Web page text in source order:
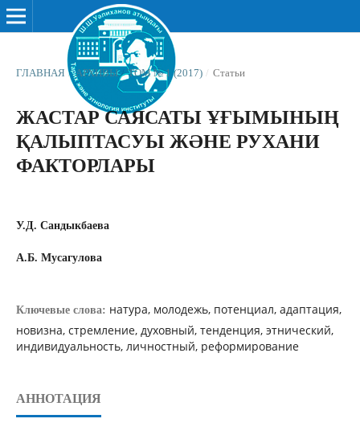
ГЛАВНАЯ / АРХИВЫ / ТОМ № 1 (2017) / Статьи
ЖАСТАР САЯСАТЫ ҰҒЫМЫНЫҢ
ҚАЛЫПТАСУЫ ЖƏНЕ РУХАНИ
ФАКТОРЛАРЫ
У.Д. Сандыкбаева
А.Б. Мусагулова
Ключевые слова: натура, молодежь, потенциал, адаптация,
новизна, стремление, духовный, тенденция, этнический,
индивидуальность, личностный, реформирование
АННОТАЦИЯ